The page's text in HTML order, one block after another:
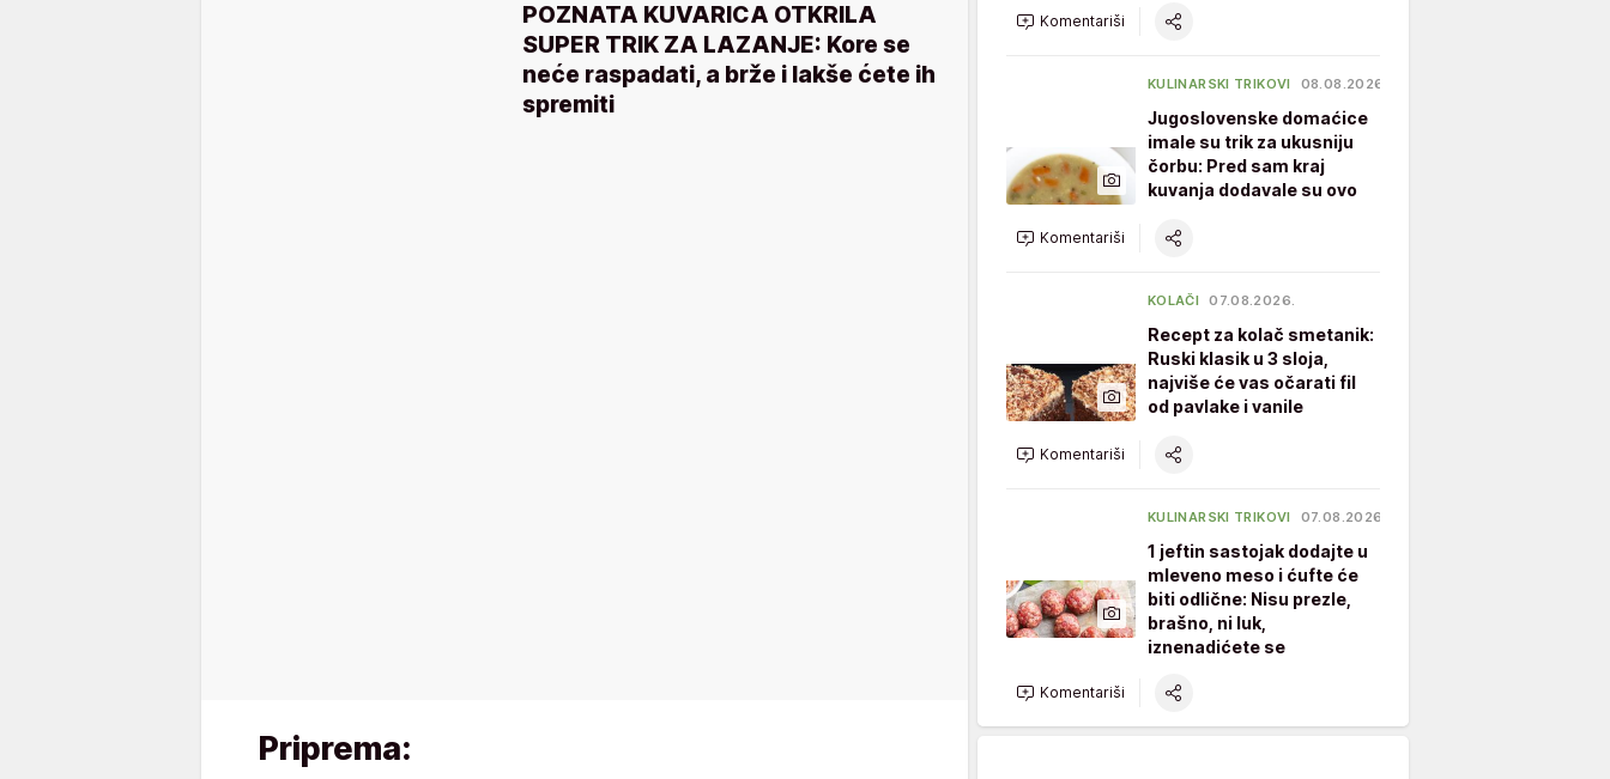
POZNATA KUVARICA OTKRILA
SUPER TRIK ZA LAZANJE: Kore se
neće raspadati, a brže i lakše ćete ih
spremiti
Priprema:
Komentariši
KULINARSKI TRIKOVI 08.08.2026.
Jugoslovenske domaćice
imale su trik za ukusniju
čorbu: Pred sam kraj
kuvanja dodavale su ovo
Komentariši
KOLAČI 07.08.2026.
Recept za kolač smetanik:
Ruski klasik u 3 sloja,
najviše će vas očarati fil
od pavlake i vanile
Komentariši
KULINARSKI TRIKOVI 07.08.2026.
1 jeftin sastojak dodajte u
mleveno meso i ćufte će
biti odlične: Nisu prezle,
brašno, ni luk,
iznenadićete se
Komentariši